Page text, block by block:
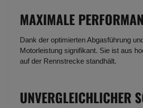
MAXIMALE
Dank der optimierten Abgasführung
Motorleistung signifikant. Sie ist aus
auf der Rennstrecke standhält.
UNVERGLEICHLICHER